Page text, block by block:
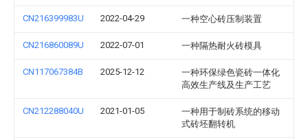
CN216399983U 2022-04-29 一种空心砖压制装置
CN216860089U 2022-07-01 一种隔热耐火砖模具
CN117067384B 2025-12-12
一种环保绿色瓷砖一体化
高效生产线及生产工艺
CN212288040U 2021-01-05
一种用于制砖系统的移动
式砖坯翻转机